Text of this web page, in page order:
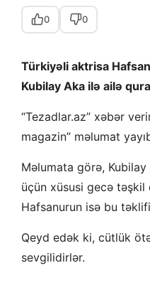
0 0
Türkiyəli aktrisa
Kubilay Aka ilə ailə
“Tezadlar.az” xəbər
magazin” məlumat
Məlumata görə,
üçün xüsusi gecə
Hafsanurun isə bu
Qeyd edək ki, cütlük
sevgilidirlər.